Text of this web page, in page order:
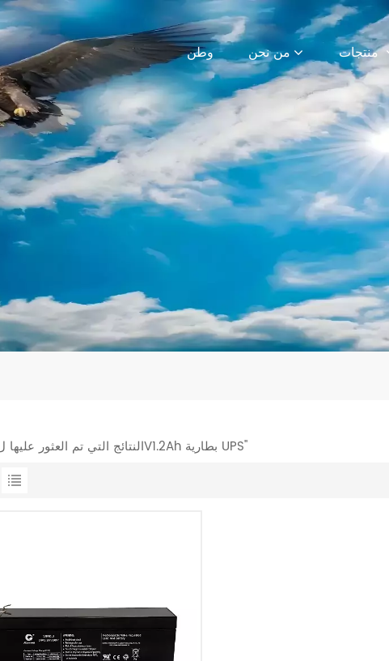
وطن من نحن منتجات
1 النتائج التي تم العثور عليها ل "24V1.2Ah بطارية UPS"